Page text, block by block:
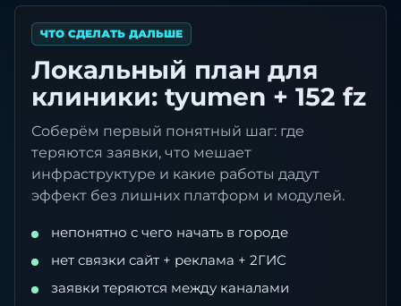
ЧТО СДЕЛАТЬ ДАЛЬШЕ
Локальный план для
клиники: tyumen + 152 fz
Соберём первый понятный шаг: где
теряются заявки, что мешает
инфраструктуре и какие работы дадут
эффект без лишних платформ и модулей.
непонятно с чего начать в городе
нет связки сайт + реклама + 2ГИС
заявки теряются между каналами